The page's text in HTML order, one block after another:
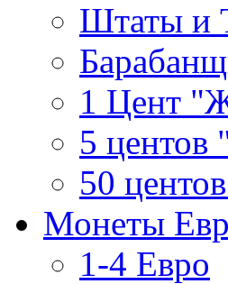
Штаты и
1 Цент
5 центов
50
Монеты
1-4 Евро